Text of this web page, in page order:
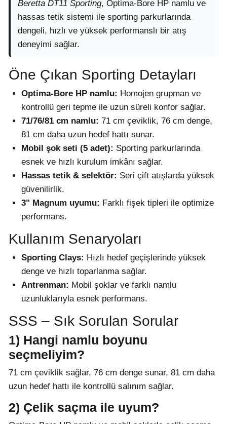
Beretta DT11 Sporting, Optima-Bore HP namlu ve
hassas tetik sistemi ile sporting parkurlarında
dengeli, hızlı ve yüksek performanslı bir atış
deneyimi sağlar.
Öne Çıkan Sporting Detayları
Optima-Bore HP namlu: Homojen grupman ve
kontrollü geri tepme ile uzun süreli konfor sağlar.
71/76/81 cm namlu: 71 cm çeviklik, 76 cm denge,
81 cm daha uzun hedef hattı sunar.
Mobil şok seti (5 adet): Sporting parkurlarında
esnek ve hızlı kurulum imkânı sağlar.
Hassas tetik & selektör: Seri çift atışlarda yüksek
güvenilirlik.
3" Magnum uyumu: Farklı fişek tipleri ile optimize
performans.
Kullanım Senaryoları
Sporting Clays: Hızlı hedef geçişlerinde yüksek
denge ve hızlı toparlanma sağlar.
Antrenman: Mobil şoklar ve farklı namlu
uzunluklarıyla esnek performans.
SSS – Sık Sorulan Sorular
1) Hangi namlu boyunu
seçmeliyim?
71 cm çeviklik sağlar, 76 cm denge sunar, 81 cm daha
uzun hedef hattı ile kontrollü salınım sağlar.
2) Çelik saçma ile uyum?